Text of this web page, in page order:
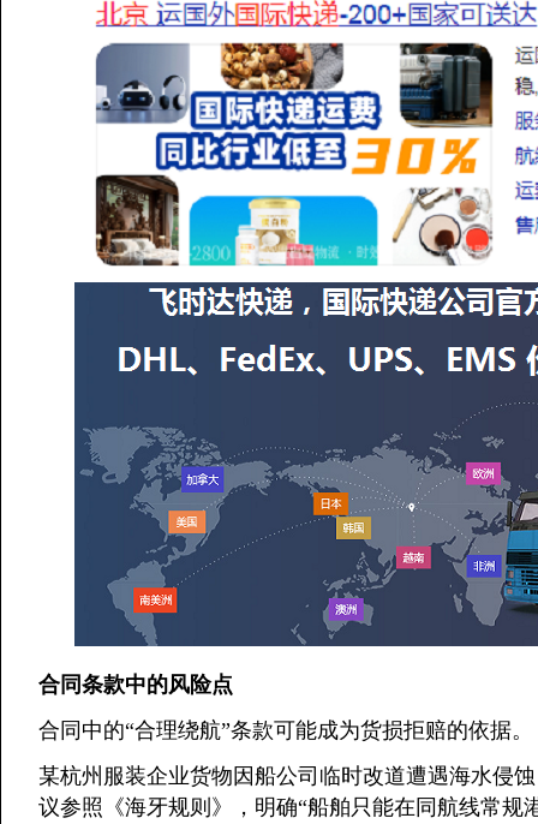
合同条款中的风险点
合同中的“合理绕航”条款可能成为货损拒赔的依据。
某杭州服装企业货物因船公司临时改道遭遇海水侵
议参照《海牙规则》，明确“船舶只能在同航线常规